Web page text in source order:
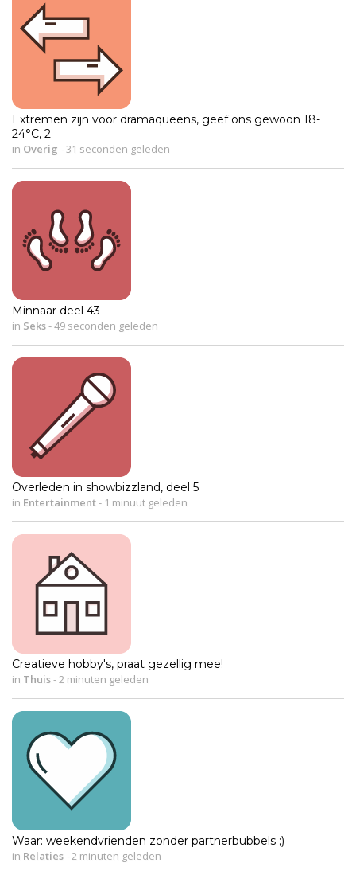
Extremen zijn voor dramaqueens, geef ons gewoon 18-
24°C, 2
in Overig - 31 seconden geleden
Minnaar deel 43
in Seks-49 seconden geleden
Overleden in showbizzland, deel 5
in Entertainment- 1 minuut geleden
Creatieve hobby's, praat gezellig mee!
in Thuis- 2 minuten geleden
Waar: weekendvrienden zonder partnerbubbels ;)
in Relaties- 2 minuten geleden